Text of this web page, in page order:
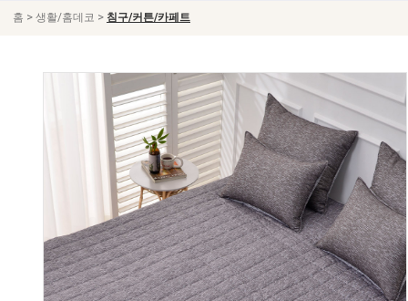
홈 > 생활/홈데코 > 침구/커튼/카페트